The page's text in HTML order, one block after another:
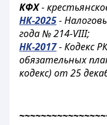
КФХ-
НК-2025-
года № 214-VIII;
НК-2017- Кодекс
обязательных
кодекс) от 25